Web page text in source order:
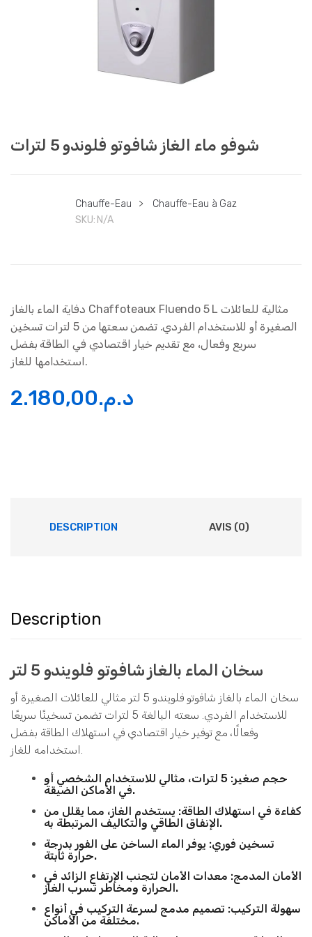
شوفو ماء الغاز شافوتو فلوندو 5 لترات
Chauffe-Eau >
Chauffe-Eau à Gaz
SKU: N/A
دفاية الماء بالغاز Chaffoteaux Fluendo 5 L مثالية للعائلات
الصغيرة أو للاستخدام الفردي. تضمن سعتها من 5 لترات تسخين
سريع وفعال، مع تقديم خيار اقتصادي في الطاقة بفضل
استخدامها للغاز.
د.م.2.180,00
DESCRIPTION AVIS (0)
Description
سخان الماء بالغاز شافوتو فلويندو 5 لتر
سخان الماء بالغاز شافوتو فلويندو 5 لتر مثالي للعائلات الصغيرة أو
للاستخدام الفردي. سعته البالغة 5 لترات تضمن تسخينًا سريعًا
وفعالًا، مع توفير خيار اقتصادي في استهلاك الطاقة بفضل
استخدامه للغاز.
حجم صغير:
5 لترات، مثالي للاستخدام الشخصي أو
في الأماكن الضيقة.
كفاءة في استهلاك الطاقة: يستخدم الغاز، مما يقلل من
الإنفاق الطاقي والتكاليف المرتبطة به.
تسخين فوري: يوفر الماء الساخن على الفور بدرجة
حرارة ثابتة.
الأمان المدمج: معدات الأمان لتجنب الإرتفاع الزائد في
الحرارة ومخاطر تسرب الغاز.
سهولة التركيب: تصميم مدمج لسرعة التركيب في أنواع
مختلفة من الأماكن.